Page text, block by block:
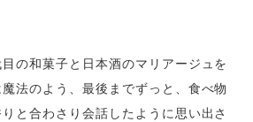
の和菓子と日本酒のマリアージュを
法のよう、最後までずっと、食べ物
と合わさり会話したように思い出さ